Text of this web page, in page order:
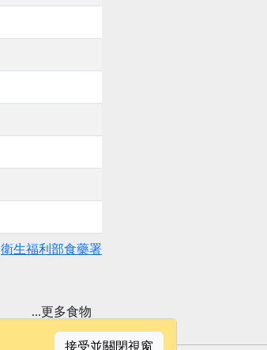
衛生福利部食藥署
...更多食物
接受並關閉視窗